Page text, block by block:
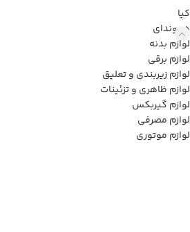
کیا
هیوندای
لوازم بدنه
لوازم برقی
لوازم زیربندی و تعلیق
لوازم ظاهری و تزئینات
لوازم گیربکس
لوازم مصرفی
لوازم موتوری